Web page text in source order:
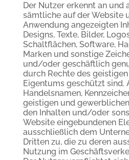
Der Nutzer erkennt an und
sämtliche auf der Website
Anwendung angezeigten
Designs, Texte, Bilder,
Schaltflächen, Software,
Marken und sonstige
und/oder geschäftlich
durch Rechte des
Eigentums geschützt sind.
Handelsnamen,
geistigen und
den Inhalten und/oder
Website eingebundenen
ausschließlich dem
Dritten zu, die zu deren
Nutzung im